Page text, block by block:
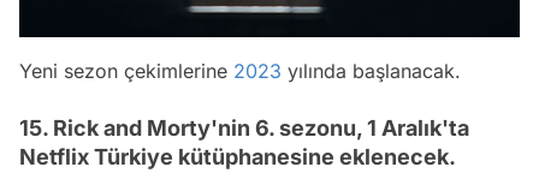
Yeni sezon çekimlerine 2023 yılında başlanacak.
15. Rick and Morty'nin 6. sezonu, 1 Aralık'ta
Netflix Türkiye kütüphanesine eklenecek.